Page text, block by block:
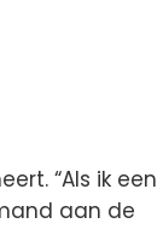
“Als ik een
aan de